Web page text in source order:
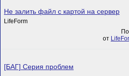
Не залить файл с картой на сервер
LifeForm
от
[БАГ] Серия проблем